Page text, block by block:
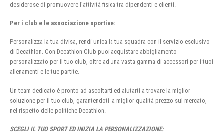
desiderose di promuovere l’attività fisica tra dipendenti e clienti.
Per i club e le associazione sportive:
Personalizza la tua divisa, rendi unica la tua squadra con il servizio esclusivo
di Decathlon. Con Decathlon Club puoi acquistare abbigliamento
personalizzato per il tuo club, oltre ad una vasta gamma di accessori per i tuoi
allenamenti e le tue partite.
Un team dedicato è pronto ad ascoltarti ed aiutarti a trovare la miglior
soluzione per il tuo club, garantendoti la miglior qualità prezzo sul mercato,
nel rispetto delle politiche Decathlon.
SCEGLI IL TUO SPORT ED INIZIA LA PERSONALIZZAZIONE: